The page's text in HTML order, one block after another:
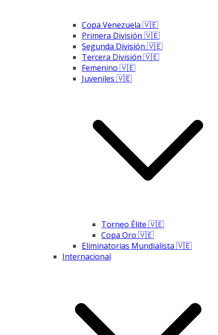
Copa Venezuela 🇻🇪
Primera División 🇻🇪
Segunda División 🇻🇪
Tercera División 🇻🇪
Femenino 🇻🇪
Juveniles 🇻🇪
Torneo Élite 🇻🇪
Copa Oro 🇻🇪
Eliminatorias Mundialista 🇻🇪
Internacional